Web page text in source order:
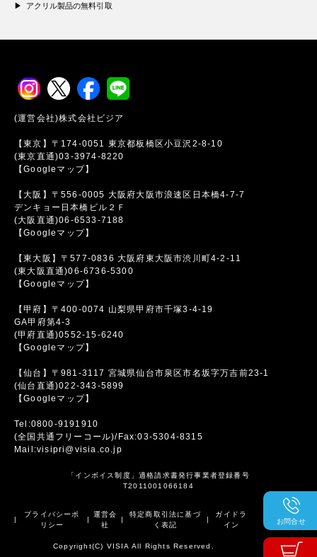
お問合せ
アクリル製品の無料引取
(運営会社)株式会社ビジア
【東京】〒174-0051 東京都板橋区小豆沢2-8-10
(東京直通)03-3974-8220
【Googleマップ】
【大阪】〒556-0005 大阪府大阪市浪速区日本橋4-7-7
デンキョー日本橋ビル２Ｆ
(大阪直通)06-6533-7188
【Googleマップ】
【東大阪】〒577-0836 大阪府東大阪市渋川町4-2-11
(東大阪直通)06-6736-5300
【Googleマップ】
【甲府】〒400-0074 山梨県甲府市千塚3-4-19
GA甲府第4-3
(甲府直通)0552-15-6240
【Googleマップ】
【仙台】〒981-3117 宮城県仙台市泉区市名坂字万吉前23-1
(仙台直通)022-343-5899
【Googleマップ】
Tel:0800-9191910
(全国共通フリーコール)/Fax:03-5304-8315
Mail:visipri@visia.co.jp
「インボイス制度」適格請求書発行事業者登録番号
T2011001066184
|
プライバシーポ
リシー
|
運営会
社
|
特定商取引法に基づ
く表記
|
ガイドラ
イン
Copyright(C) VISIA All Rights Reserved.